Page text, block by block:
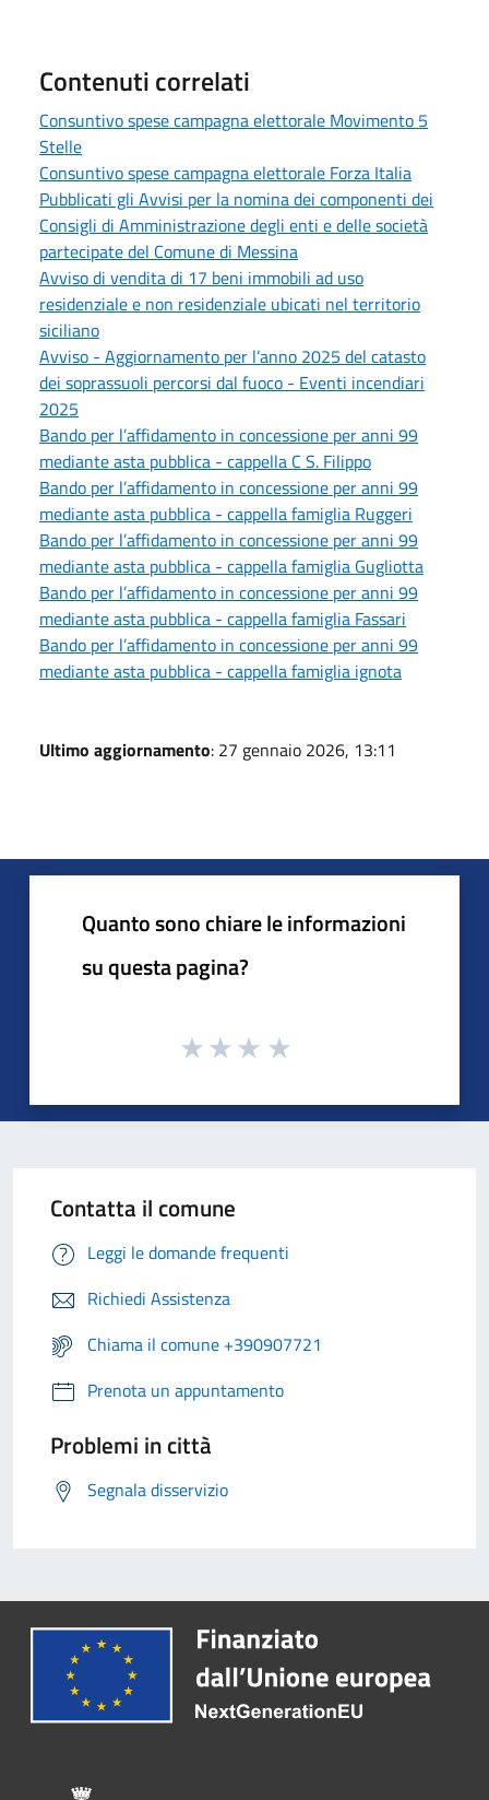
Contenuti correlati
Consuntivo spese campagna elettorale Movimento 5
Stelle
Consuntivo spese campagna elettorale Forza Italia
Pubblicati gli Avvisi per la nomina dei componenti dei
Consigli di Amministrazione degli enti e delle società
partecipate del Comune di Messina
Avviso di vendita di 17 beni immobili ad uso
residenziale e non residenziale ubicati nel territorio
siciliano
Avviso - Aggiornamento per l’anno 2025 del catasto
dei soprassuoli percorsi dal fuoco - Eventi incendiari
2025
Bando per l’affidamento in concessione per anni 99
mediante asta pubblica - cappella C S. Filippo
Bando per l’affidamento in concessione per anni 99
mediante asta pubblica - cappella famiglia Ruggeri
Bando per l’affidamento in concessione per anni 99
mediante asta pubblica - cappella famiglia Gugliotta
Bando per l’affidamento in concessione per anni 99
mediante asta pubblica - cappella famiglia Fassari
Bando per l’affidamento in concessione per anni 99
mediante asta pubblica - cappella famiglia ignota
Ultimo aggiornamento: 27 gennaio 2026, 13:11
Quanto sono chiare le informazioni
su questa pagina?
Contatta il comune
Leggi le domande frequenti
Richiedi Assistenza
Chiama il comune +390907721
Prenota un appuntamento
Problemi in città
Segnala disservizio